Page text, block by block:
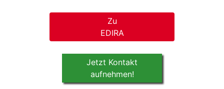
Zu
EDIRA
Jetzt Kontakt
aufnehmen!